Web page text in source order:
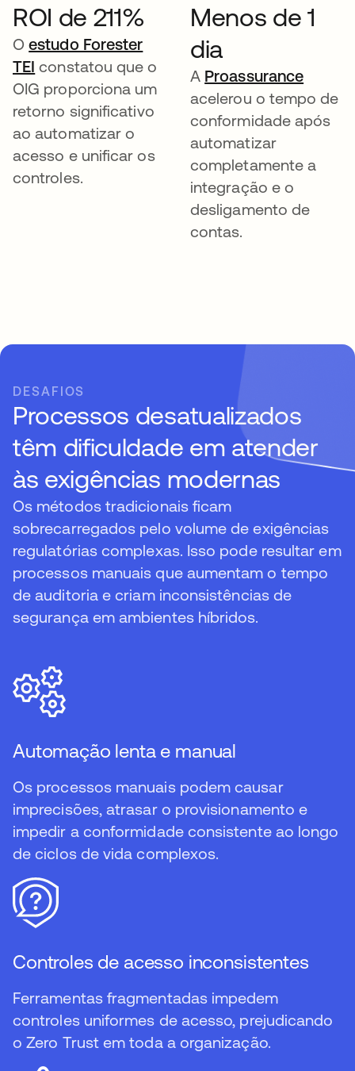
ROI de 211%
Oestudo Forester
TEI constatou que o
OIG proporciona um
retorno significativo
ao automatizar o
acesso e unificar os
controles.
Menos de 1
dia
A Proassurance
acelerou o tempo de
conformidade após
automatizar
completamente a
integração e o
desligamento de
contas.
DESAFIOS
Processos desatualizados
têm dificuldade em atender
às exigências modernas
Os métodos tradicionais ficam
sobrecarregados pelo volume de exigências
regulatórias complexas. Isso pode resultar em
processos manuais que aumentam o tempo
de auditoria e criam inconsistências de
segurança em ambientes híbridos.
Automação lenta e manual
Os processos manuais podem causar
imprecisões, atrasar o provisionamento e
impedir a conformidade consistente ao longo
de ciclos de vida complexos.
Controles de acesso inconsistentes
Ferramentas fragmentadas impedem
controles uniformes de acesso, prejudicando
o Zero Trust em toda a organização.